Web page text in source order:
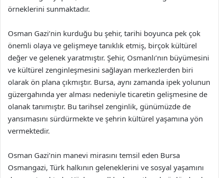
örneklerini sunmaktadır.
Osman Gazi’nin kurduğu bu şehir, tarihi boyunca pek çok
önemli olaya ve gelişmeye tanıklık etmiş, birçok kültürel
değer ve gelenek yaratmıştır. Şehir, Osmanlı’nın büyümesini
ve kültürel zenginleşmesini sağlayan merkezlerden biri
olarak ön plana çıkmıştır. Bursa, aynı zamanda ipek yolunun
güzergahında yer alması nedeniyle ticaretin gelişmesine de
olanak tanımıştır. Bu tarihsel zenginlik, günümüzde de
yansımasını sürdürmekte ve şehrin kültürel yaşamına yön
vermektedir.
Osman Gazi’nin manevi mirasını temsil eden Bursa
Osmangazi, Türk halkının geleneklerini ve sosyal yaşamını